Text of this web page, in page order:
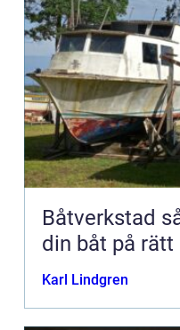
Båtverkstad så tar du hand om
din båt på rätt
Karl Lindgren